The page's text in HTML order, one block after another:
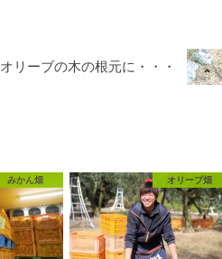
オリーブの木の根元に・・・
みかん畑 オリーブ畑